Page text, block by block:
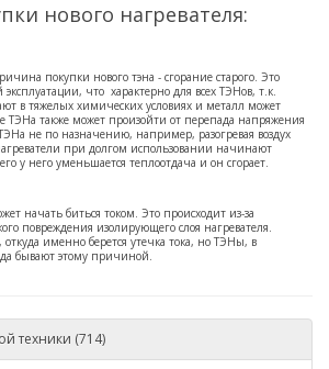
нового нагревателя:
покупки нового тэна - сгорание старого. Это
что характерно для всех ТЭНов, т.к.
в тяжелых химических условиях и металл может
ТЭНа также может произойти от перепада напряжения
не по назначению, например, разогревая воздух
при долгом использовании начинают
у него уменьшается теплоотдача и он сгорает.
начать биться током. Это происходит из-за
повреждения изолирующего слоя нагревателя.
именно берется утечка тока, но ТЭНы, в
бывают этому причиной.
техники (714)